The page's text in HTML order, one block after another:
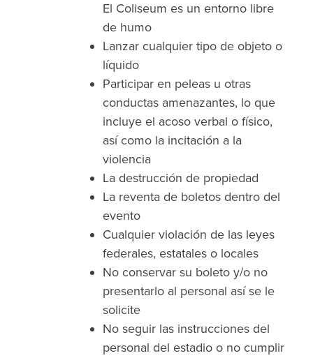
El Coliseum es un entorno libre
de humo
Lanzar cualquier tipo de objeto o
líquido
Participar en peleas u otras
conductas amenazantes, lo que
incluye el acoso verbal o físico,
así como la incitación a la
violencia
La destrucción de propiedad
La reventa de boletos dentro del
evento
Cualquier violación de las leyes
federales, estatales o locales
No conservar su boleto y/o no
presentarlo al personal así se le
solicite
No seguir las instrucciones del
personal del estadio o no cumplir